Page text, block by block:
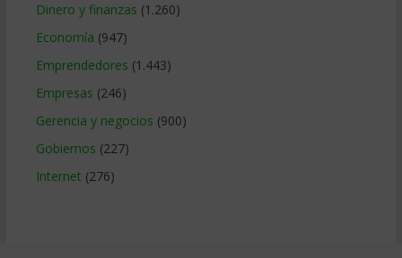
Dinero y finanzas (1.260)
Economía (947)
Emprendedores (1.443)
Empresas (246)
Gerencia y negocios (900)
Gobiernos (227)
Internet (276)